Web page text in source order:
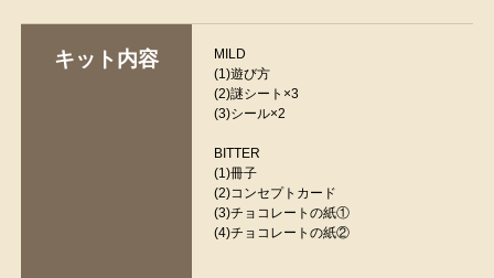
キット内容
MILD
(1)遊び方
(2)謎シート×3
(3)シール×2
BITTER
(1)冊子
(2)コンセプトカード
(3)チョコレートの紙①
(4)チョコレートの紙②